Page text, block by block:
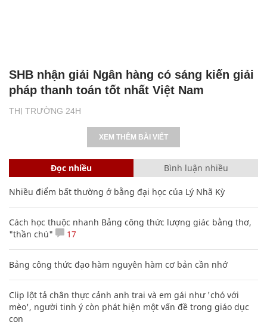
THỊ TRƯỜNG 24H
SHB nhận giải Ngân hàng có sáng kiến giải
pháp thanh toán tốt nhất Việt Nam
XEM THÊM BÀI VIẾT
Đọc nhiều Bình luận nhiều
Nhiều điểm bất thường ở bằng đại học của Lý Nhã Kỳ
Cách học thuộc nhanh Bảng công thức lượng giác bằng thơ,
"thần chú"
17
Bảng công thức đạo hàm nguyên hàm cơ bản cần nhớ
Clip lột tả chân thực cảnh anh trai và em gái như 'chó với
mèo', người tinh ý còn phát hiện một vấn đề trong giáo dục
con